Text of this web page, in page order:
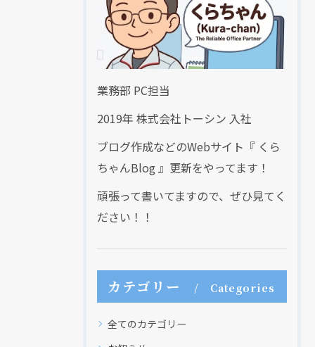
業務部 PC担当
2019年 株式会社トーシン 入社
ブログ作成などのWebサイト『 くら
ちゃんBlog 』更新をやってます！
頑張って書いてますので、ぜひ見てく
ださい！！
カテゴリー Categories
全てのカテゴリー